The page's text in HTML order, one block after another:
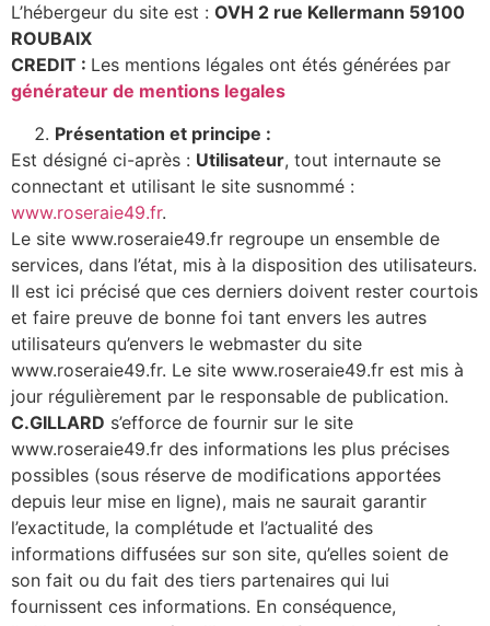
L’hébergeur du site est : OVH 2 rue Kellermann 59100
ROUBAIX
CREDIT : Les mentions légales ont étés générées par
générateur de mentions legales
Présentation et principe :
Est désigné ci-après : Utilisateur, tout internaute se
connectant et utilisant le site susnommé :
www.roseraie49.fr.
Le site www.roseraie49.fr regroupe un ensemble de
services, dans l’état, mis à la disposition des utilisateurs.
Il est ici précisé que ces derniers doivent rester courtois
et faire preuve de bonne foi tant envers les autres
utilisateurs qu’envers le webmaster du site
www.roseraie49.fr. Le site www.roseraie49.fr est mis à
jour régulièrement par le responsable de publication.
C.GILLARD s’efforce de fournir sur le site
www.roseraie49.fr des informations les plus précises
possibles (sous réserve de modifications apportées
depuis leur mise en ligne), mais ne saurait garantir
l’exactitude, la complétude et l’actualité des
informations diffusées sur son site, qu’elles soient de
son fait ou du fait des tiers partenaires qui lui
fournissent ces informations. En conséquence,